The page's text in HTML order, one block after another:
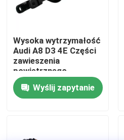
Kontrola jakości
Skontaktuj się z nami
Aktualności
Wysoka wytrzymałość
Audi A8 D3 4E Części
zawieszenia
powietrznego
4E0616039 TS16949
Certyfikowany
Wyślij zapytanie